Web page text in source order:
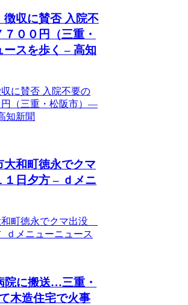
徴収に賛否 入院不
００円（三重・
スを歩く – 高知
に賛否 入院不要の
（三重・松阪市）―
知新聞
大和町徳永でクマ
日夕方 – ｄメニ
和町徳永でクマ出没
ｄメニューニュース
院に搬送…三重・
木造住宅で火事